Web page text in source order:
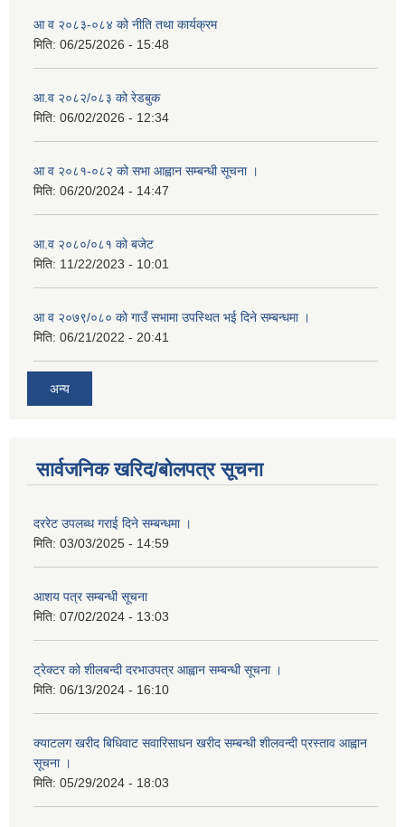
आ व २०८३-०८४ को नीति तथा कार्यक्रम
मिति: 06/25/2026 - 15:48
आ.व २०८२/०८३ को रेडबुक
मिति: 06/02/2026 - 12:34
आ व २०८१-०८२ को सभा आह्वान सम्बन्धी सूचना ।
मिति: 06/20/2024 - 14:47
आ.व २०८०/०८१ को बजेट
मिति: 11/22/2023 - 10:01
आ व २०७९/०८० को गाउँ सभामा उपस्थित भई दिने सम्बन्धमा ।
मिति: 06/21/2022 - 20:41
अन्य
सार्वजनिक खरिद/बोलपत्र सूचना
दररेट उपलब्ध गराई दिने सम्बन्धमा ।
मिति: 03/03/2025 - 14:59
आशय पत्र सम्बन्धी सूचना
मिति: 07/02/2024 - 13:03
ट्रेक्टर को शीलबन्दी दरभाउपत्र आह्वान सम्बन्धी सूचना ।
मिति: 06/13/2024 - 16:10
क्याटलग खरीद बिधिवाट सवारिसाधन खरीद सम्बन्धी शीलवन्दी प्रस्ताव आह्वान
सूचना ।
मिति: 05/29/2024 - 18:03